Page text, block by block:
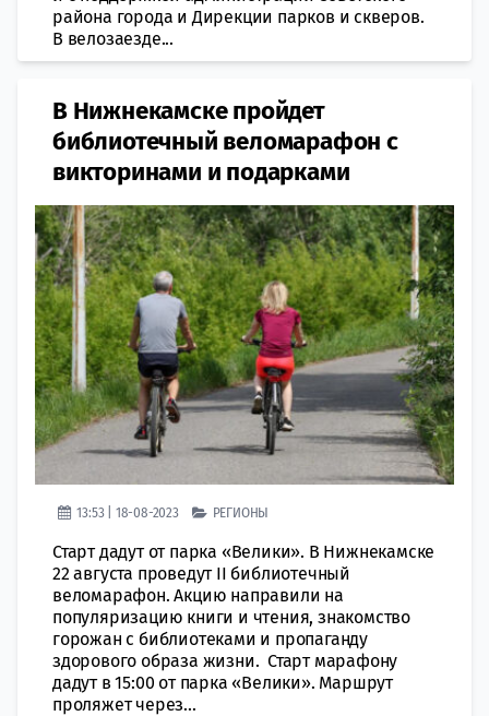
района города и Дирекции парков и скверов.
В велозаезде...
В Нижнекамске пройдет
библиотечный веломарафон с
викторинами и подарками
13:53 | 18-08-2023 РЕГИОНЫ
Старт дадут от парка «Велики». В Нижнекамске
22 августа проведут II библиотечный
веломарафон. Акцию направили на
популяризацию книги и чтения, знакомство
горожан с библиотеками и пропаганду
здорового образа жизни. Старт марафону
дадут в 15:00 от парка «Велики». Маршрут
проляжет через...